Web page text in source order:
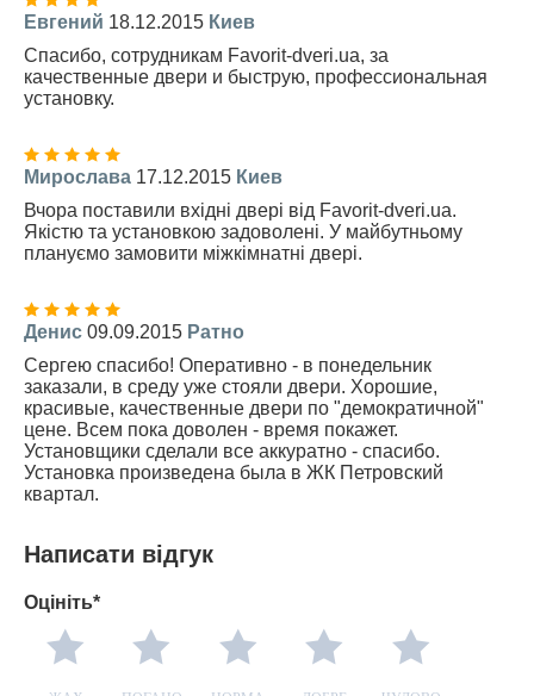
Евгений 18.12.2015 Киев
Спасибо, сотрудникам Favorit-dveri.ua, за
качественные двери и быструю, профессиональная
установку.
Мирослава 17.12.2015 Киев
Вчора поставили вхідні двері від Favorit-dveri.ua.
Якістю та установкою задоволені. У майбутньому
плануємо замовити міжкімнатні двері.
Денис 09.09.2015 Ратно
Сергею спасибо! Оперативно - в понедельник
заказали, в среду уже стояли двери. Хорошие,
красивые, качественные двери по "демократичной"
цене. Всем пока доволен - время покажет.
Установщики сделали все аккуратно - спасибо.
Установка произведена была в ЖК Петровский
квартал.
Написати відгук
Оцініть*